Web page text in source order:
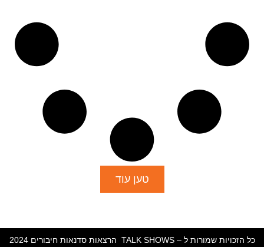
טען עוד
כל הזכויות שמורות ל – TALK SHOWS הרצאות סדנאות חיבורים 2024